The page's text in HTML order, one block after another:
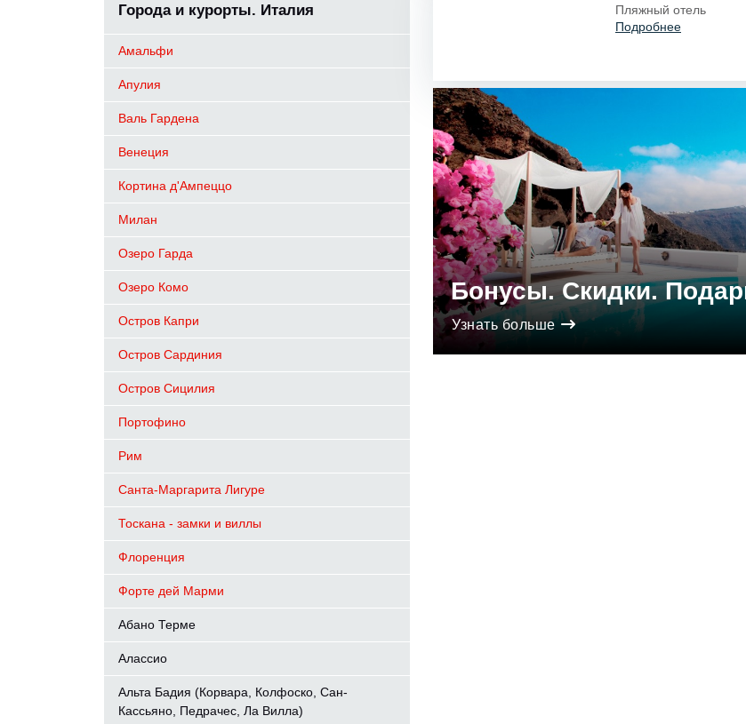
Города и курорты. Италия
Амальфи
Апулия
Валь Гардена
Венеция
Кортина д'Ампеццо
Милан
Озеро Гардa
Озеро Комо
Остров Капри
Остров Сардиния
Остров Сицилия
Портофино
Рим
Санта-Маргарита Лигуре
Тоскана - замки и виллы
Флоренция
Форте дей Марми
Абано Терме
Алассио
Альта Бадия (Корвара, Колфоско, Сан-
Кассьяно, Педрачес, Ла Вилла)
Пляжный отель
Подробнее
Бонусы. Скидки.
Узнать больше